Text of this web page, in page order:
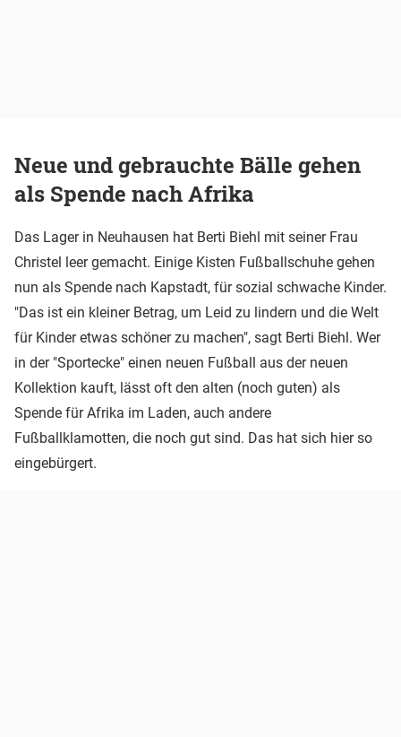
Neue und gebrauchte Bälle gehen
als Spende nach Afrika
Das Lager in Neuhausen hat Berti Biehl mit seiner Frau
Christel leer gemacht. Einige Kisten Fußballschuhe gehen
nun als Spende nach Kapstadt, für sozial schwache Kinder.
"Das ist ein kleiner Betrag, um Leid zu lindern und die Welt
für Kinder etwas schöner zu machen", sagt Berti Biehl. Wer
in der "Sportecke" einen neuen Fußball aus der neuen
Kollektion kauft, lässt oft den alten (noch guten) als
Spende für Afrika im Laden, auch andere
Fußballklamotten, die noch gut sind. Das hat sich hier so
eingebürgert.